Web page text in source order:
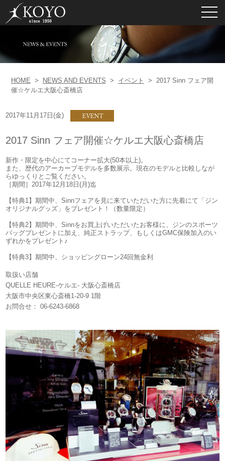
HOME > NEWS AND EVENTS > イベント >
2017 Sinn フェア開
催☆ケルエ大阪心斎橋店
2017年11月17日(金)
2017 Sinn フェア開催☆ケルエ大阪心斎橋店
新作・限定を中心にてコーナー拡大(50本以上)。
また、歴代のアーカーブモデルを多数展示。現在のモデルと比較しなが
らゆっくりとご覧ください。
［期間］2017年12月18日(月)迄
【特典1】期間中、Sinnフェアを見に来ていただいた方に先着にて「ジン
オリジナルグッズ」をプレゼント！（数量限定）
【特典2】期間中、Sinnをお買上げいただいたお客様に、ジンのスポーツ
バッグプレゼントに加え、純正ストラップ、もしくはGMC保険加入のい
ずれかをプレゼント♪
【特典3】期間中、ショッピングローン24回無金利
取扱い店舗
QUELLE HEURE-ケルエ- 大阪心斎橋店
大阪市中央区東心斎橋1-20-9 1階
お問合せ： 06-6243-6868